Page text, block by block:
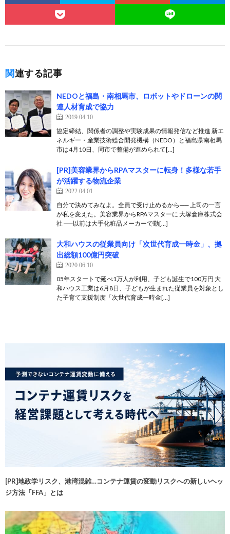
関連する記事
NEDOと福島・南相馬市、ロボットやドローンの関
連人材育成で協力
2019.04.10
協定締結、関係者の調整や実験成果の情報発信など推進 新エ
ネルギー・産業技術総合開発機構（NEDO）と福島県南相馬
市は4月10日、同市で整備が進められて[…]
[PR]美容業界からRPAマスターに転身！多様な若手
が活躍する物流企業
2022.04.01
自分で決めてみなよ。全員で受け止めるから── 上司の一言
が私を変えた。美容業界からRPAマスターに 大塚倉庫株式会
社 ──以前は大手化粧品メーカーで勤[…]
大和ハウスの従業員向け「次世代育成一時金」、拠
出総額100億円突破
2020.06.10
05年スタートで延べ1万人が利用、子ども誕生で100万円 大
和ハウス工業は6月8日、子どもが生まれた従業員を対象とし
た子育て支援制度「次世代育成一時金[…]
[PR]地政学リスク、港湾混雑…コンテナ運賃の変動リスクへの新しいヘッ
ジ方法「FFA」とは